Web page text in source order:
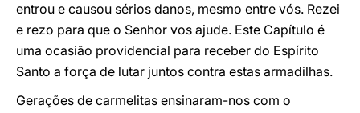
entrou e causou sérios danos, mesmo entre vós. Rezei
e rezo para que o Senhor vos ajude. Este Capítulo é
uma ocasião providencial para receber do Espírito
Santo a força de lutar juntos contra estas armadilhas.
Gerações de carmelitas ensinaram-nos com o